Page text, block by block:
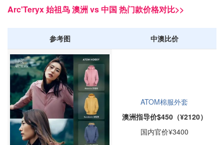
Arc'Teryx 始祖鸟 澳洲 vs 中国 热门款价格对比>>
参考图 中澳比价
ATOM棉服外套
澳洲指导价$450（¥2120）
国内官价¥3400